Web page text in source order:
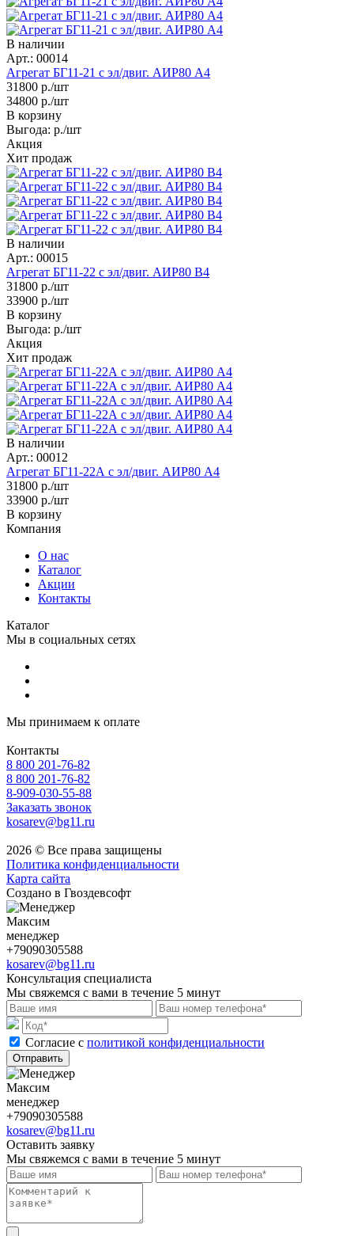
В наличии
Арт.: 00014
Агрегат БГ11-21 с эл/двиг. АИР80 A4
31800 р./шт
34800 р./шт
В корзину
Выгода: р./шт
Акция
Хит продаж
В наличии
Арт.: 00015
Агрегат БГ11-22 с эл/двиг. АИР80 В4
31800 р./шт
33900 р./шт
В корзину
Выгода: р./шт
Акция
Хит продаж
В наличии
Арт.: 00012
Агрегат БГ11-22А с эл/двиг. АИР80 A4
31800 р./шт
33900 р./шт
В корзину
Компания
О нас
Каталог
Акции
Контакты
Каталог
Мы в социальных сетях
Мы принимаем к оплате
Контакты
8 800 201-76-82
8 800 201-76-82
8-909-030-55-88
Заказать звонок
kosarev@bg11.ru
2026 © Все права защищены
Политика конфиденциальности
Карта сайта
Создано в Гвоздевсофт
Максим
менеджер
+79090305588
kosarev@bg11.ru
Консультация специалиста
Мы свяжемся с вами в течение 5 минут
Cогласие с политикой конфиденциальности
Отправить
Максим
менеджер
+79090305588
kosarev@bg11.ru
Оставить заявку
Мы свяжемся с вами в течение 5 минут